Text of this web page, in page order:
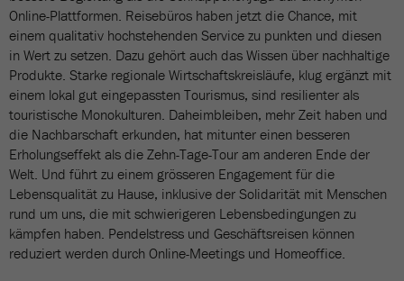
Online-Plattformen. Reisebüros haben jetzt die Chance, mit
einem qualitativ hochstehenden Service zu punkten und diesen
in Wert zu setzen. Dazu gehört auch das Wissen über nachhaltige
Produkte. Starke regionale Wirtschaftskreisläufe, klug ergänzt mit
einem lokal gut eingepassten Tourismus, sind resilienter als
touristische Monokulturen. Daheimbleiben, mehr Zeit haben und
die Nachbarschaft erkunden, hat mitunter einen besseren
Erholungseffekt als die Zehn-Tage-Tour am anderen Ende der
Welt. Und führt zu einem grösseren Engagement für die
Lebensqualität zu Hause, inklusive der Solidarität mit Menschen
rund um uns, die mit schwierigeren Lebensbedingungen zu
kämpfen haben. Pendelstress und Geschäftsreisen können
reduziert werden durch Online-Meetings und Homeoffice.